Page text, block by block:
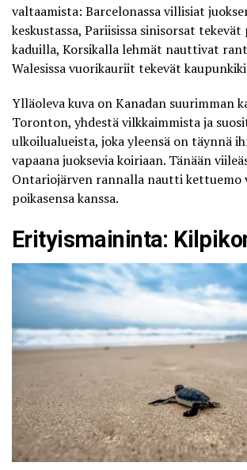
valtaamista: Barcelonassa villisiat
keskustassa, Pariisissa sinisorsat tekevät
kaduilla, Korsikalla lehmät nauttivat
Walesissavuorikauriit tekevät
Ylläoleva kuva on Kanadan suurimman
Toronton, yhdestä vilkkaimmista ja
ulkoilualueista, joka yleensä on täynnä
vapaana juoksevia koiriaan. Tänään
Ontariojärven rannalla nautti kettuemo
poikasensa kanssa.
Erityismaininta: